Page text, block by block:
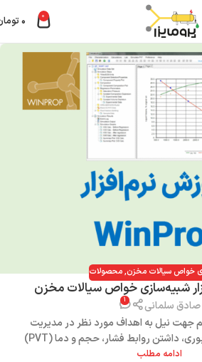
0 ۰
خواص سیالات مخزن,محصولات
شبیه‌سازی خواص سیالات مخزن
صادق سلمانی ۱
جهت نیل به اهداف مورد نظر در مدیریت
صحیح بر مخازن هیدروکربوری، داشتن روابط فشار، حجم و دما (PVT)
ادامه مطلب